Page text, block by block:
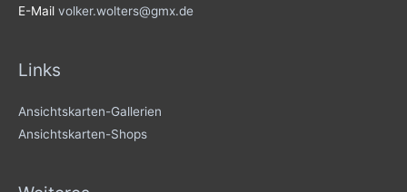
E-Mail volker.wolters@gmx.de
Links
Ansichtskarten-Gallerien
Ansichtskarten-Shops